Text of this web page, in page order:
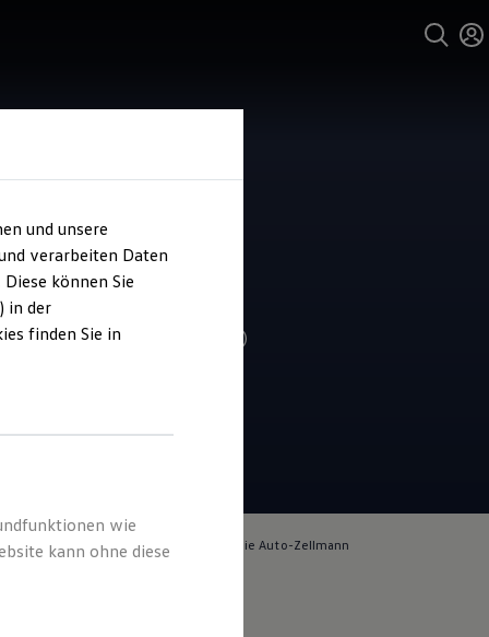
Service
Zellmann
4.5| 130 Bewertungen
für die Inhalte auf dieser Seite ist die Auto-Zellmann
und unsere
verarbeiten Daten
können Sie
in der
finden Sie in
wie
kann ohne diese